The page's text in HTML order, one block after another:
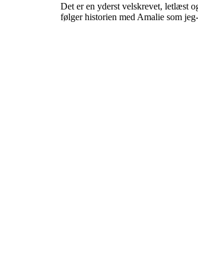
Det er en yderst velskrevet, letlæst
følger historien med Amalie som